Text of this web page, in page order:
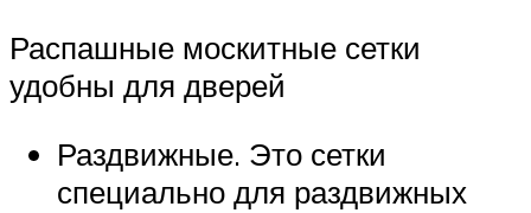
Распашные москитные сетки
удобны для дверей
Раздвижные. Это сетки
специально для раздвижных